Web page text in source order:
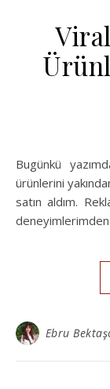
Bugünkü yazımda sizlerle; keşfette viral olan kozmetik
ürünlerini
satın aldım.
deneyimlerimden
Ebru